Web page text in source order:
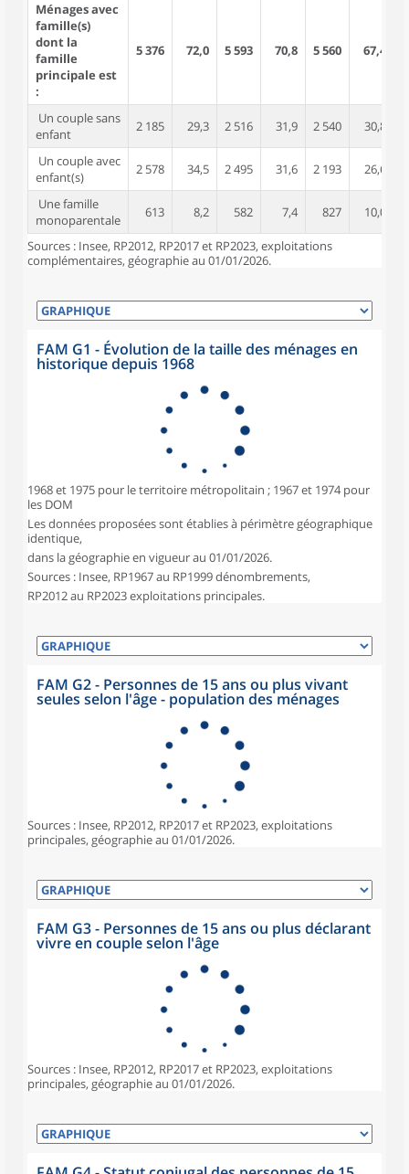
Ménages avec
famille(s)
dont la
famille
principale est
:
5 376 72,0 5 593 70,8 5 560 67,4
Un couple sans
enfant
2 185 29,3 2 516 31,9 2 540 30,8
Un couple avec
enfant(s)
2 578 34,5 2 495 31,6 2 193 26,6
Une famille
monoparentale
613 8,2 582 7,4 827 10,0
Sources : Insee, RP2012, RP2017 et RP2023, exploitations
complémentaires, géographie au 01/01/2026.
FAM G1 - Évolution de la taille des ménages en
historique depuis 1968
1968 et 1975 pour le territoire métropolitain ; 1967 et 1974 pour
les DOM
Les données proposées sont établies à périmètre géographique
identique,
dans la géographie en vigueur au 01/01/2026.
Sources : Insee, RP1967 au RP1999 dénombrements,
RP2012 au RP2023 exploitations principales.
FAM G2 - Personnes de 15 ans ou plus vivant
seules selon l'âge - population des ménages
Sources : Insee, RP2012, RP2017 et RP2023, exploitations
principales, géographie au 01/01/2026.
FAM G3 - Personnes de 15 ans ou plus déclarant
vivre en couple selon l'âge
Sources : Insee, RP2012, RP2017 et RP2023, exploitations
principales, géographie au 01/01/2026.